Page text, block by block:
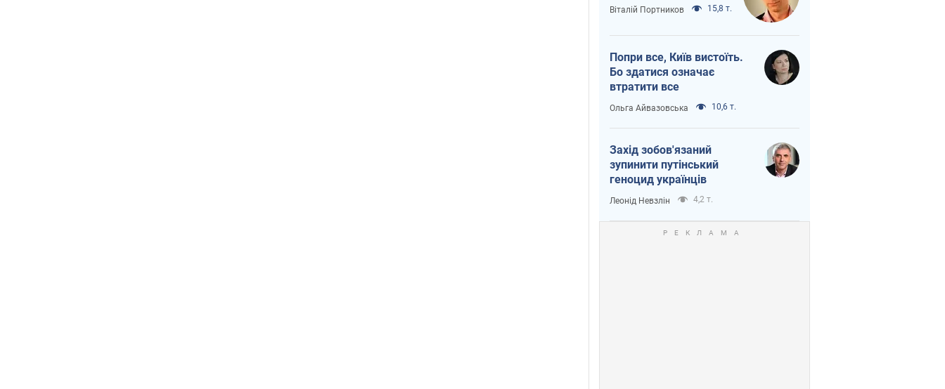
Віталій Портников 15,8 т.
Попри все, Київ вистоїть.
Бо здатися означає
втратити все
Ольга Айвазовська 10,6 т.
Захід зобов'язаний
зупинити путінський
геноцид українців
Леонід Невзлін 4,2 т.